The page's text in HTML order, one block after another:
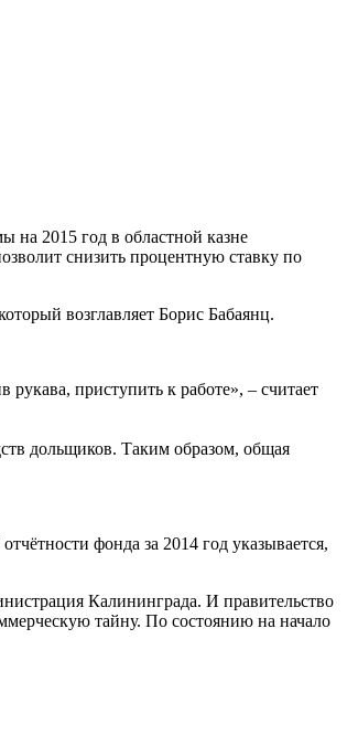
на 2015 год в областной казне
снизить процентную ставку по
возглавляет Борис Бабаянц.
приступить к работе», – считает
дольщиков. Таким образом, общая
фонда за 2014 год указывается,
Калининграда. И правительство
тайну. По состоянию на начало